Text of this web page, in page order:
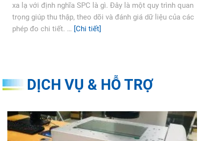
xa lạ với định nghĩa SPC là gì. Đây là một quy trình quan
trọng giúp thu thập, theo dõi và đánh giá dữ liệu của các
phép đo chi tiết. … [Chi tiết]
DỊCH VỤ & HỖ TRỢ